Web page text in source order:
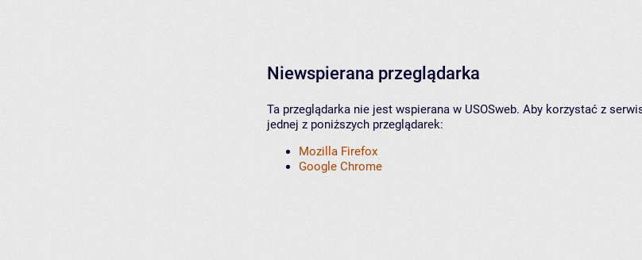
Niewspierana przeglądarka
Ta przeglądarka nie jest wspierana w USOSweb. Aby korzystać z
jednej z poniższych przeglądarek:
Mozilla Firefox
Google Chrome